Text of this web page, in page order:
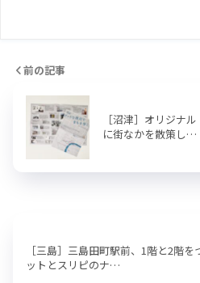
前の記事
［沼津］オリジナ
に街なかを散策し…
［三島］三島田町駅前、1階と2階を
ットとスリピのナ…